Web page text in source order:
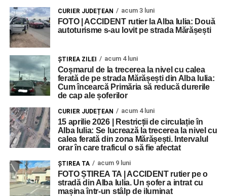
CURIER JUDEȚEAN acum 3 luni
FOTO | ACCIDENT rutier la Alba Iulia: Două
autoturisme s-au lovit pe strada Mărășești
ŞTIREA ZILEI acum 4 luni
Coșmarul de la trecerea la nivel cu calea
ferată de pe strada Mărășești din Alba Iulia:
Cum încearcă Primăria să reducă durerile
de cap ale șoferilor
CURIER JUDEȚEAN acum 4 luni
15 aprilie 2026 | Restricții de circulație în
Alba Iulia: Se lucrează la trecerea la nivel cu
calea ferată din zona Mărășești. Intervalul
orar în care traficul o să fie afectat
ŞTIREA TA acum 9 luni
FOTO ȘTIREA TA | ACCIDENT rutier pe o
stradă din Alba Iulia. Un șofer a intrat cu
mașina într-un stâlp de iluminat